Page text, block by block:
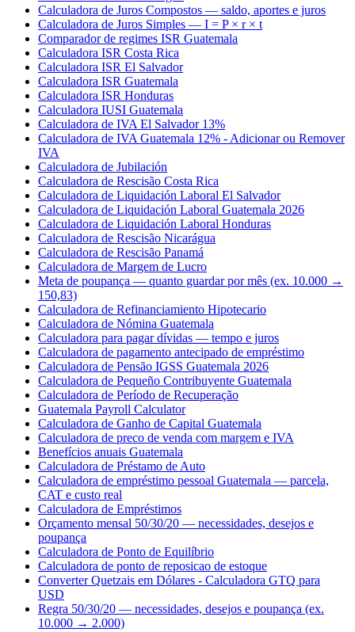
Calculadora de Juros Compostos — saldo, aportes e juros
Calculadora de Juros Simples — I = P × r × t
Comparador de regimes ISR Guatemala
Calculadora ISR Costa Rica
Calculadora ISR El Salvador
Calculadora ISR Guatemala
Calculadora ISR Honduras
Calculadora IUSI Guatemala
Calculadora de IVA El Salvador 13%
Calculadora de IVA Guatemala 12% - Adicionar ou Remover
IVA
Calculadora de Jubilación
Calculadora de Rescisão Costa Rica
Calculadora de Liquidación Laboral El Salvador
Calculadora de Liquidación Laboral Guatemala 2026
Calculadora de Liquidación Laboral Honduras
Calculadora de Rescisão Nicarágua
Calculadora de Rescisão Panamá
Calculadora de Margem de Lucro
Meta de poupança — quanto guardar por mês (ex. 10.000 →
150,83)
Calculadora de Refinanciamiento Hipotecario
Calculadora de Nómina Guatemala
Calculadora para pagar dívidas — tempo e juros
Calculadora de pagamento antecipado de empréstimo
Calculadora de Pensão IGSS Guatemala 2026
Calculadora de Pequeño Contribuyente Guatemala
Calculadora de Período de Recuperação
Guatemala Payroll Calculator
Calculadora de Ganho de Capital Guatemala
Calculadora de preco de venda com margem e IVA
Benefícios anuais Guatemala
Calculadora de Préstamo de Auto
Calculadora de empréstimo pessoal Guatemala — parcela,
CAT e custo real
Calculadora de Empréstimos
Orçamento mensal 50/30/20 — necessidades, desejos e
poupança
Calculadora de Ponto de Equilíbrio
Calculadora de ponto de reposicao de estoque
Converter Quetzais em Dólares - Calculadora GTQ para
USD
Regra 50/30/20 — necessidades, desejos e poupança (ex.
10.000 → 2.000)